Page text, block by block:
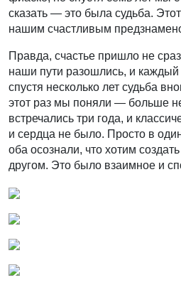
сказать — это была судьба.
нашим счастливым
Правда, счастье пришло не
наши пути разошлись, и
спустя несколько лет судьба
этот раз мы поняли — больше
встречались три года, и
и сердца не было. Просто в
оба осознали, что хотим
другом. Это было взаимное и